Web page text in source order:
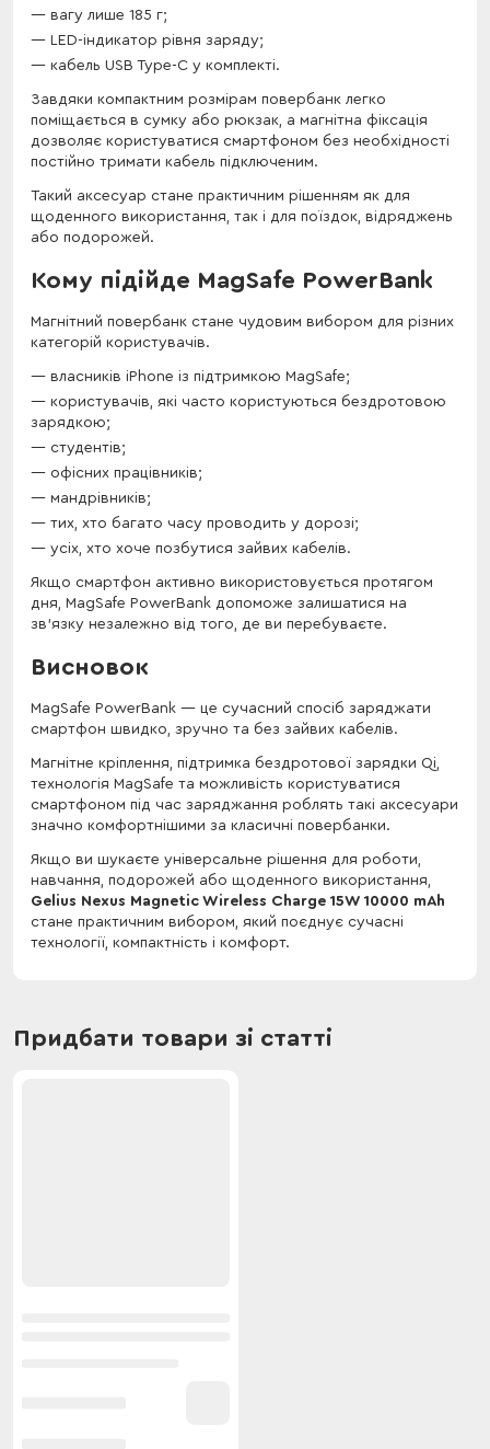
вагу лише 185 г;
LED-індикатор рівня заряду;
кабель USB Type-C у комплекті.
Завдяки компактним розмірам повербанк легко
поміщається в сумку або рюкзак, а магнітна фіксація
дозволяє користуватися смартфоном без необхідності
постійно тримати кабель підключеним.
Такий аксесуар стане практичним рішенням як для
щоденного використання, так і для поїздок, відряджень
або подорожей.
Кому підійде MagSafe PowerBank
Магнітний повербанк стане чудовим вибором для різних
категорій користувачів.
власників iPhone із підтримкою MagSafe;
користувачів, які часто користуються бездротовою
зарядкою;
студентів;
офісних працівників;
мандрівників;
тих, хто багато часу проводить у дорозі;
усіх, хто хоче позбутися зайвих кабелів.
Якщо смартфон активно використовується протягом
дня, MagSafe PowerBank допоможе залишатися на
зв'язку незалежно від того, де ви перебуваєте.
Висновок
MagSafe PowerBank — це сучасний спосіб заряджати
смартфон швидко, зручно та без зайвих кабелів.
Магнітне кріплення, підтримка бездротової зарядки Qi,
технологія MagSafe та можливість користуватися
смартфоном під час заряджання роблять такі аксесуари
значно комфортнішими за класичні повербанки.
Якщо ви шукаєте універсальне рішення для роботи,
навчання, подорожей або щоденного використання,
Gelius Nexus Magnetic Wireless Charge 15W 10000 mAh
стане практичним вибором, який поєднує сучасні
технології, компактність і комфорт.
Придбати товари зі статті